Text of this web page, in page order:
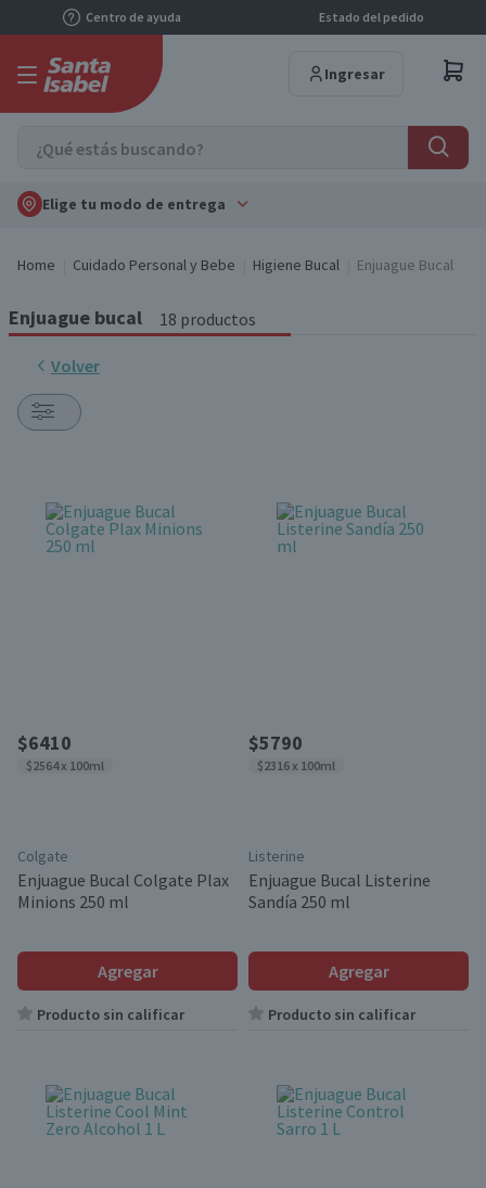
Centro de ayuda Estado del pedido
Ingresar
Elige tu modo de entrega
Home Cuidado Personal y Bebe Higiene Bucal Enjuague Bucal
Enjuague bucal 18 productos
Volver
$6410
$2564 x 100ml
Colgate
Enjuague Bucal Colgate Plax
Minions 250 ml
Agregar
Producto sin calificar
$5790
$2316 x 100ml
Listerine
Enjuague Bucal Listerine
Sandía 250 ml
Agregar
Producto sin calificar